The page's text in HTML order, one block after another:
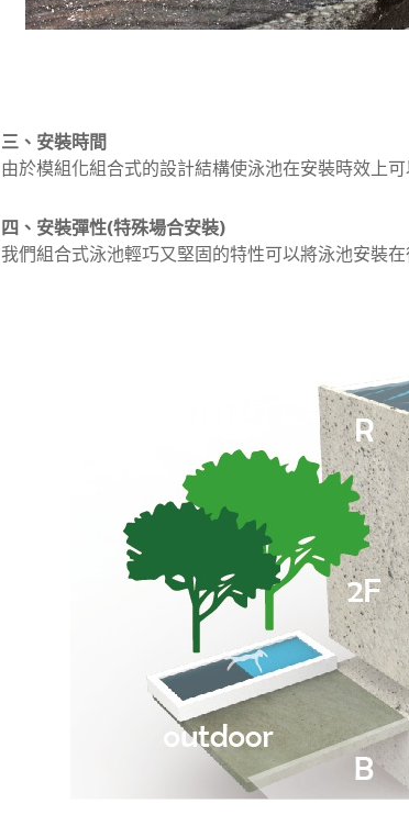
三、 安裝時間
由於模組化組合式的設計結構使泳池在安裝時效上
四、安裝彈性(特殊場合安裝)
我們組合式泳池輕巧又堅固的特性可以將泳池安裝